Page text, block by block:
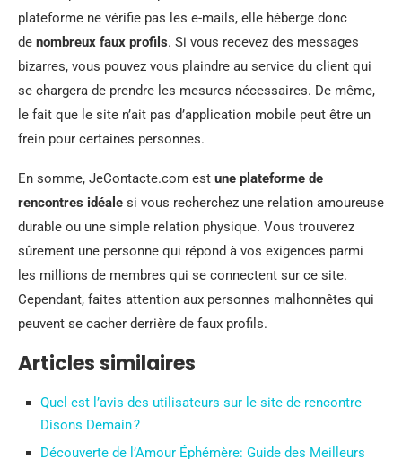
plateforme ne vérifie pas les e-mails, elle héberge donc
de nombreux faux profils. Si vous recevez des messages
bizarres, vous pouvez vous plaindre au service du client qui
se chargera de prendre les mesures nécessaires. De même,
le fait que le site n’ait pas d’application mobile peut être un
frein pour certaines personnes.
En somme, JeContacte.com est une plateforme de
rencontres idéale si vous recherchez une relation amoureuse
durable ou une simple relation physique. Vous trouverez
sûrement une personne qui répond à vos exigences parmi
les millions de membres qui se connectent sur ce site.
Cependant, faites attention aux personnes malhonnêtes qui
peuvent se cacher derrière de faux profils.
Articles similaires
Quel est l’avis des utilisateurs sur le site de rencontre
Disons Demain ?
Découverte de l’Amour Éphémère: Guide des Meilleurs